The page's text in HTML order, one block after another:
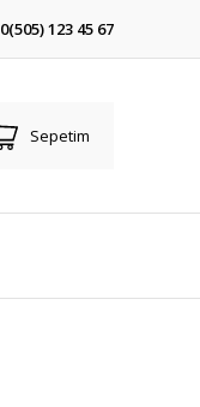
0(505) 123 45 67
Sepetim